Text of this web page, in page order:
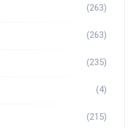
(263)
(263)
(235)
(4)
(215)